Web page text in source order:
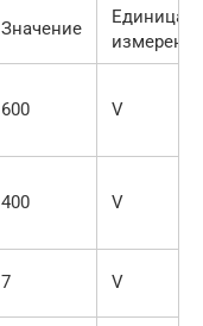
Значение
Единица
измерения
600 V
400 V
7 V